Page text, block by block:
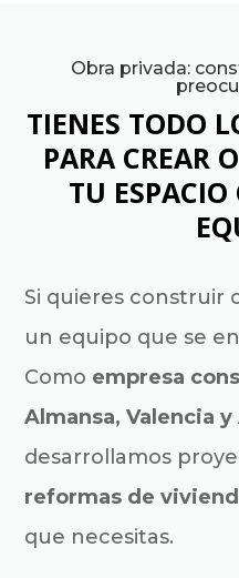
Obra privada:
TIENES TODO
PARA CREAR
TU
Si quieres construir
un equipo que se
Como empresa
Almansa, Valencia
desarrollamos
reformas de
que necesitas.